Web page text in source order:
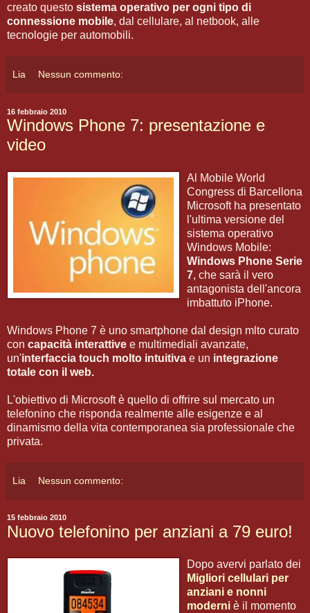
creato questo sistema operativo per ogni tipo di
connessione mobile, dal cellulare, al netbook, alle
tecnologie per automobili.
Lia Nessun commento:
16 febbraio 2010
Windows Phone 7: presentazione e
video
Al Mobile World
Congress di Barcellona
Microsoft ha presentato
l'ultima versione del
sistema operativo
Windows Mobile:
Windows Phone Serie
7, che sarà il vero
antagonista dell'ancora
imbattuto iPhone.
Windows Phone 7 è uno smartphone dal design mlto curato
con capacità interattive e multimediali avanzate,
un'interfaccia touch molto intuitiva e un integrazione
totale con il web.
L'obiettivo di Microsoft è quello di offrire sul mercato un
telefonino che risponda realmente alle esigenze e al
dinamismo della vita contemporanea sia professionale che
privata.
Lia Nessun commento:
15 febbraio 2010
Nuovo telefonino per anziani a 79 euro!
Dopo avervi parlato dei
Migliori cellulari per
anziani e nonni
moderni è il momento